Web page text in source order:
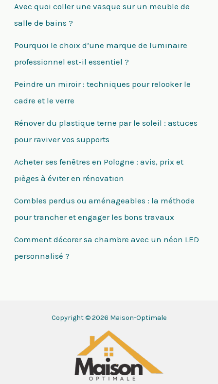
Avec quoi coller une vasque sur un meuble de
salle de bains ?
Pourquoi le choix d’une marque de luminaire
professionnel est-il essentiel ?
Peindre un miroir : techniques pour relooker le
cadre et le verre
Rénover du plastique terne par le soleil : astuces
pour raviver vos supports
Acheter ses fenêtres en Pologne : avis, prix et
pièges à éviter en rénovation
Combles perdus ou aménageables : la méthode
pour trancher et engager les bons travaux
Comment décorer sa chambre avec un néon LED
personnalisé ?
Copyright © 2026 Maison-Optimale